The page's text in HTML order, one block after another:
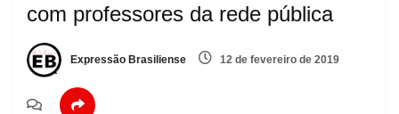
com professores da rede pública
Expressão Brasiliense 12 de fevereiro de 2019